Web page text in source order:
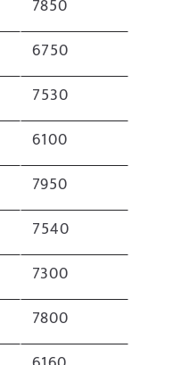
7850
6750
7530
6100
7950
7540
7300
7800